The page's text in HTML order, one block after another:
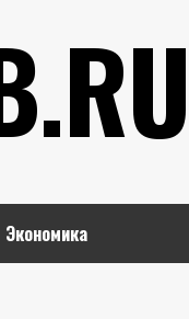
Экономика